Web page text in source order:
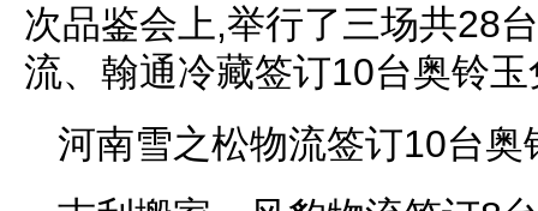
次品鉴会上,举行了三场共28
流、翰通冷藏签订10台奥铃
河南雪之松物流签订10台